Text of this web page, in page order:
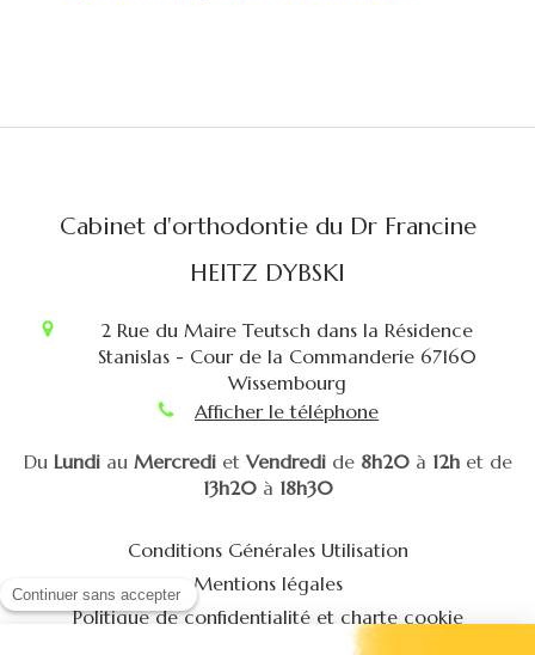
Cabinet d'orthodontie du Dr Francine
HEITZ DYBSKI
2 Rue du Maire Teutsch dans la Résidence
Stanislas - Cour de la Commanderie 67160
Wissembourg
Afficher le téléphone
Du Lundiau Mercrediet Vendredide 8h20à 12het de
13h20à 18h30
Conditions Générales Utilisation
Mentions légales
Politique de confidentialité et charte cookie
Charte déontologique